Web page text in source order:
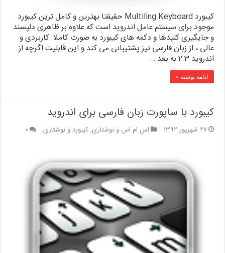
کیبورد Multiling Keyboard حقیقتا بهترین و کامل ترین کیبورد
موجود برای سیستم عامل اندروید است که علاوه بر ظاهری دلپسند
و جایگیری کلیدها و دکمه های کیبورد به صورت کاملا کاربردی و
عالی ، از زبان فارسی نیز پشتیبانی می کند و این قابلیت اگرچه از
اندروید 2.3 به بعد …
ادامه نوشته »
کیبورد با ساپورت زبان فارسی برای اندروید
۲۷ شهریور ۱۳۹۲ اس ام اس و نوشتاری,کیبورد و نوشتاری ۰